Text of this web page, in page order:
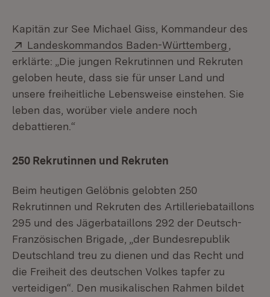
Kapitän zur See Michael Giss, Kommandeur des
Extern:
Landeskommandos Baden-Württemberg
erklärte: „Die jungen Rekrutinnen und Rekruten
geloben heute, dass sie für unser Land und
unsere freiheitliche Lebensweise einstehen. Sie
leben das, worüber viele andere noch
debattieren.“
250 Rekrutinnen und Rekruten
Beim heutigen Gelöbnis gelobten 250
Rekrutinnen und Rekruten des Artilleriebataillons
295 und des Jägerbataillons 292 der Deutsch-
Französischen Brigade, „der Bundesrepublik
Deutschland treu zu dienen und das Recht und
die Freiheit des deutschen Volkes tapfer zu
verteidigen“. Den musikalischen Rahmen bildet